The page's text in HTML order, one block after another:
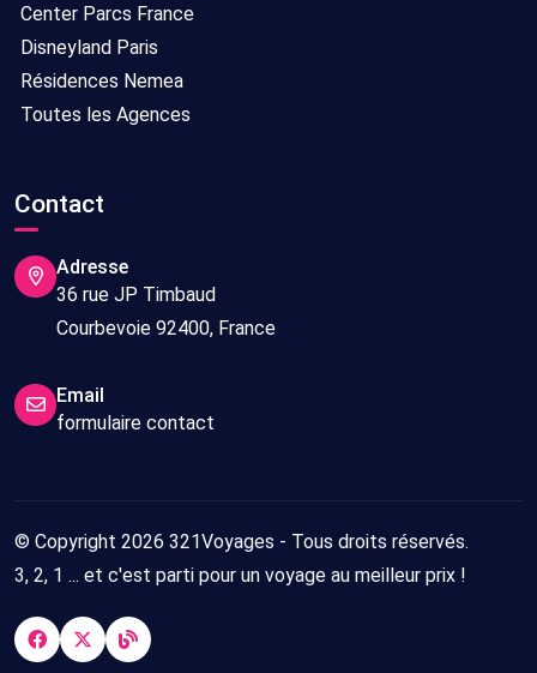
Center Parcs France
Disneyland Paris
Résidences Nemea
Toutes les Agences
Contact
Adresse
36 rue JP Timbaud
Courbevoie 92400, France
Email
formulaire contact
© Copyright 2026 321Voyages - Tous droits réservés.
3, 2, 1 ... et c'est parti pour un voyage au meilleur prix !